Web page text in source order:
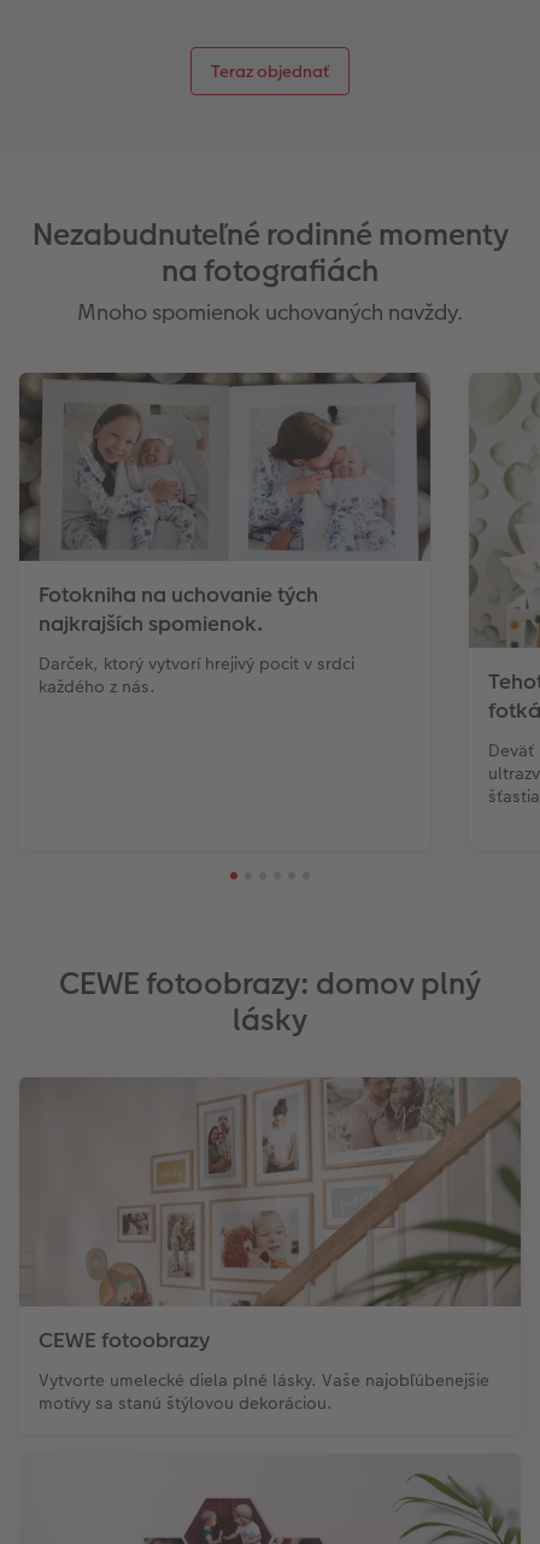
Teraz objednať
Nezabudnuteľné rodinné momenty
na fotografiách
Mnoho spomienok uchovaných navždy.
Fotokniha na uchovanie tých
najkrajších spomienok.
Darček, ktorý vytvorí hrejivý pocit v srdci
každého z nás.
CEWE fotoobrazy: domov plný
lásky
CEWE fotoobrazy
Vytvorte umelecké diela plné lásky. Vaše najobľúbenejšie
motívy sa stanú štýlovou dekoráciou.